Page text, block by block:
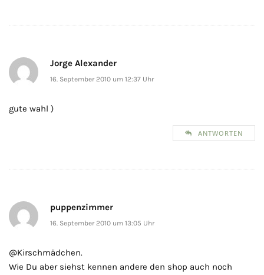
Jorge Alexander
16. September 2010 um 12:37 Uhr
gute wahl )
ANTWORTEN
puppenzimmer
16. September 2010 um 13:05 Uhr
@Kirschmädchen.
Wie Du aber siehst kennen andere den shop auch noch